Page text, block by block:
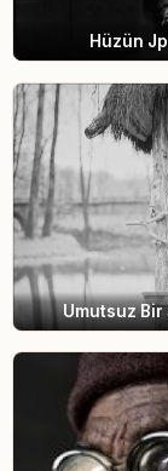
Hüzün
Umutsuz Bir